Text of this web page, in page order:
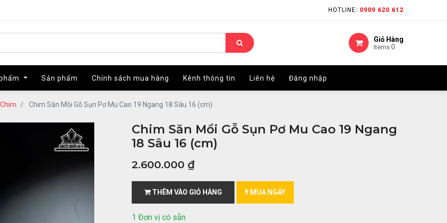
HOTLINE: 0909 620 612
Giỏ Hàng
Items 0
Sản phẩm Chính sách mua hàng Kênh thông tin Liên hệ Đăng nhập
HOTLINE: 0909 620 612
Giỏ Hàng
Items 0
Sản phẩm Chính sách mua hàng Kênh thông tin Liên hệ Đăng nhập
Chim Săn Mồi Gỗ Sụn Pơ Mu Cao 19 Ngang 18 Sâu 16 (cm)
Chim Săn Mồi Gỗ Sụn Pơ Mu Cao 19 Ngang
18 Sâu 16 (cm)
2.600.000 ₫
THÊM VÀO GIỎ HÀNG MUA NGAY
1 Đơn vị có sẵn